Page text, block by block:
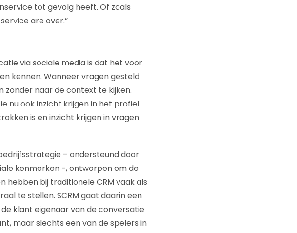
tot gevolg heeft. Of zoals
are over.”
via sociale media is dat het voor
kennen. Wanneer vragen gesteld
zonder naar de context te kijken.
nu ook inzicht krijgen in het profiel
is en inzicht krijgen in vragen
– ondersteund door
kenmerken -, ontworpen om de
hebben bij traditionele CRM vaak als
te stellen. SCRM gaat daarin een
klant eigenaar van de conversatie
maar slechts een van de spelers in